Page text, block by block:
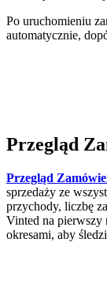
Po uruchomieniu
automatycznie,
Przegląd
Przegląd
sprzedaży ze
przychody, liczbę
Vinted na pierwszy
okresami, aby